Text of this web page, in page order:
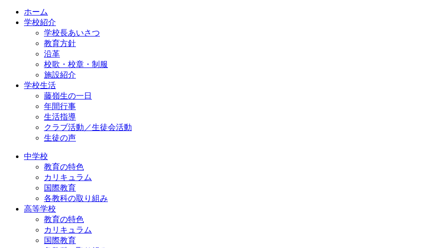
ホーム
学校紹介
学校長あいさつ
教育方針
沿革
校歌・校章・制服
施設紹介
学校生活
藤嶺生の一日
年間行事
生活指導
クラブ活動／生徒会活動
生徒の声
中学校
教育の特色
カリキュラム
国際教育
各教科の取り組み
高等学校
教育の特色
カリキュラム
国際教育